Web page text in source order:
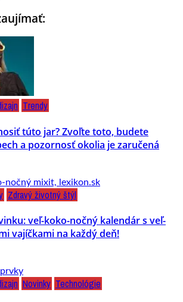
Trendy
túto jar? Zvoľte toto, budete
a pozornosť okolia je zaručená
Zdravý životný štýl
veľ-koko-nočný kalendár s veľ-
vajíčkami na každý deň!
Novinky Technológie